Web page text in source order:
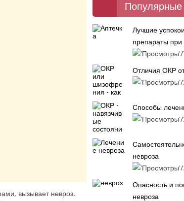
вызывает невроз.
Популярные
Лучшие
препараты при
Отличия ОКР
Способы
невроза
Опасность и
невроза